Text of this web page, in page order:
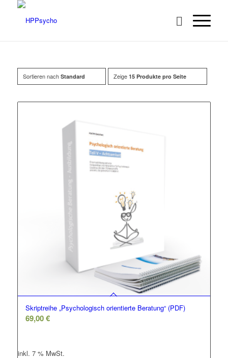
Sortieren nach Standard Zeige 15 Produkte pro Seite
Skriptreihe „Psychologisch orientierte Beratung“ (PDF)
69,00€
inkl. 7 % MwSt.